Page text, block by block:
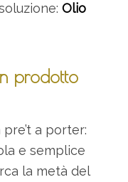
Olio
prodotto
pre’t a porter:
e semplice
la metà del